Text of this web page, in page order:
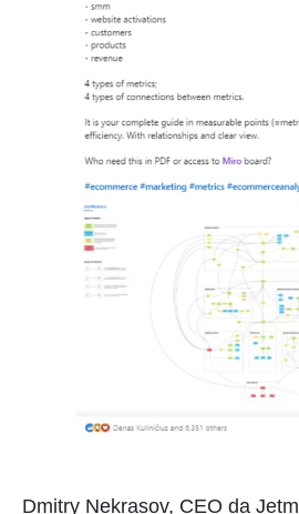
Dmitry Nekrasov, CEO da